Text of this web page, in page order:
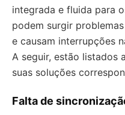
integrada e fluida para
podem surgir
e causam interrupções
A seguir, estão listados
suas soluções
Falta de